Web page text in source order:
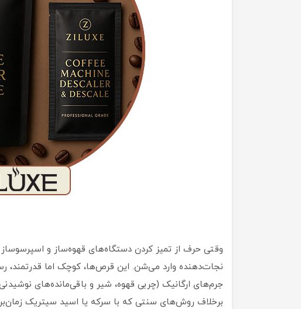
وقتی حرف از تمیز کردن دستگاه‌های قهوه‌ساز و
نجات‌دهنده وارد می‌شن. این قرص‌ها، کوچک اما قدرتمند،
جرم‌های ارگانیک (چربی قهوه، شیر و باقی‌مانده‌های
برخلاف روش‌های سنتی که با سرکه یا اسید سیتریک